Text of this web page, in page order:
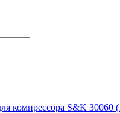
компрессора S&K 30060